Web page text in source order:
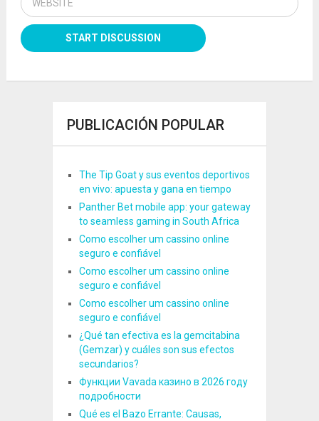
PUBLICACIÓN POPULAR
The Tip Goat y sus eventos deportivos
en vivo: apuesta y gana en tiempo
Panther Bet mobile app: your gateway
to seamless gaming in South Africa
Como escolher um cassino online
seguro e confiável
Como escolher um cassino online
seguro e confiável
Como escolher um cassino online
seguro e confiável
¿Qué tan efectiva es la gemcitabina
(Gemzar) y cuáles son sus efectos
secundarios?
Функции Vavada казино в 2026 году
подробности
Qué es el Bazo Errante: Causas,